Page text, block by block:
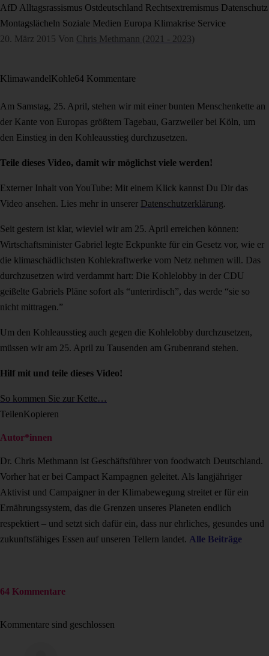
AfD Alltagsrassismus Ostdeutschland Rechtsextremismus Datenschutz
Montagslächeln Soziale Medien Europa Klimakrise Service
20. März 2015 Von Chris Methmann (2021 - 2023)
KlimawandelKohle64 Kommentare
Am Samstag, 25. April, stehen wir mit einer bunten Menschenkette an
der Kante von Europas größtem Tagebau, Garzweiler bei Köln, um
den Einstieg in den Kohleausstieg durchzusetzen.
Teile dieses Video, damit wir möglichst viele werden!
Externer Inhalt von YouTube: Mit einem Klick kannst Du Dir das
Video ansehen. Lies mehr in unserer Datenschutzerklärung.
Seit gestern ist klar, wieviel wir am 25. April erreichen können:
Wirtschaftsminister Gabriel legte Eckpunkte für ein Gesetz vor, wie er
die klimaschädlichsten Kohlekraftwerke vom Netz nehmen will. Das
durchzusetzen wird verdammt hart: Die Kohlelobby in der CDU
geißelte Gabriels Pläne sofort als “unterirdisch”, das werde “sie so
nicht mittragen.”
Um den Kohleausstieg auch gegen die Kohlelobby durchzusetzen,
müssen wir am 25. April zu Tausenden am Grubenrand stehen.
Hilf mit und teile dieses Video!
So kommen Sie zur Kette…
TeilenKopieren
Autor*innen
Dr. Chris Methmann ist Geschäftsführer von foodwatch Deutschland.
Vorher hat er bei Campact Kampagnen geleitet. Als langjähriger
Aktivist und Campaigner in der Klimabewegung streitet er für ein
Ernährungssystem, das die Grenzen unseres Planeten endlich
respektiert – und setzt sich dafür ein, dass nur ehrliches, gesundes und
zukunftsfähiges Essen auf unseren Tellern landet. Alle Beiträge
64 Kommentare
Kommentare sind geschlossen